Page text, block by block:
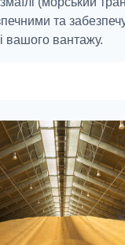
та
вашого вантажу.